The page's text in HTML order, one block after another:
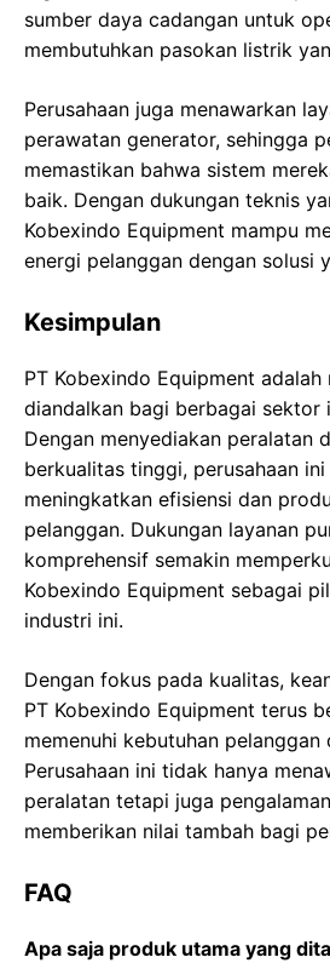
sumber daya cadangan untuk
membutuhkan pasokan listrik
Perusahaan juga menawarkan
perawatan generator, sehingga
memastikan bahwa sistem
baik. Dengan dukungan teknis
Kobexindo Equipment mampu
energi pelanggan dengan solusi
Kesimpulan
PT Kobexindo Equipment
diandalkan bagi berbagai sektor
Dengan menyediakan peralatan
berkualitas tinggi, perusahaan
meningkatkan efisiensi dan
pelanggan. Dukungan layanan
komprehensif semakin
Kobexindo Equipment sebagai
industri ini.
Dengan fokus pada kualitas,
PT Kobexindo Equipment terus
memenuhi kebutuhan
Perusahaan ini tidak hanya
peralatan tetapi juga
memberikan nilai tambah bagi
FAQ
Apa saja produk utama yang